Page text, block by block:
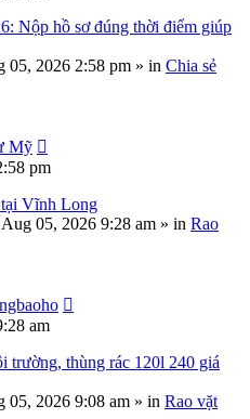
Nộp hồ sơ đúng thời điểm giúp
05, 2026 2:58 pm » in Chia sẻ
Mỹ
pm
Vĩnh Long
05, 2026 9:28 am » in Rao
am
trường, thùng rác 120l 240 giá
05, 2026 9:08 am » in Rao vặt